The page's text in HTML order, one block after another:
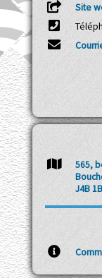
Site
565,
J4B